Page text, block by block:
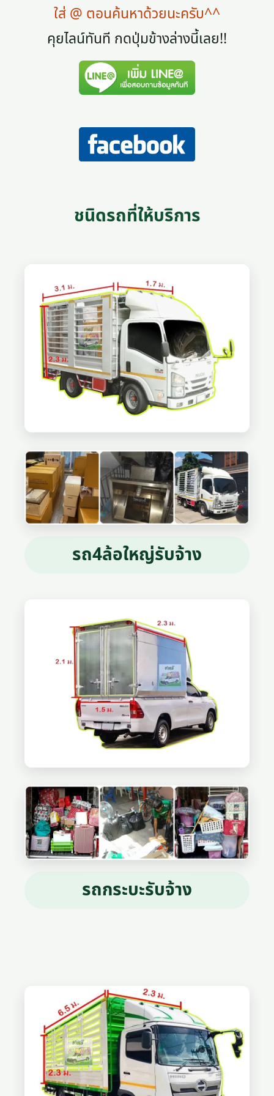
ใส่ @ ตอนค้นหาด้วยนะครับ^^
คุยไลน์ทันที กดปุ่มข้างล่างนี้เลย!!
ชนิดรถที่ให้บริการ
รถ4ล้อใหญ่รับจ้าง
รถกระบะรับจ้าง